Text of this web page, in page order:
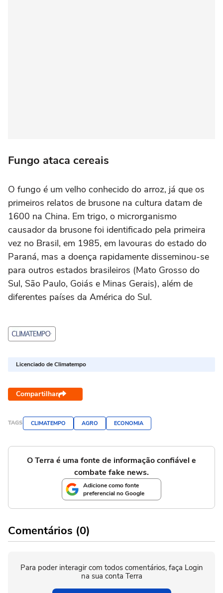
Fungo ataca cereais
O fungo é um velho conhecido do arroz, já que os
primeiros relatos de brusone na cultura datam de
1600 na China. Em trigo, o microrganismo
causador da brusone foi identificado pela primeira
vez no Brasil, em 1985, em lavouras do estado do
Paraná, mas a doença rapidamente disseminou-se
para outros estados brasileiros (Mato Grosso do
Sul, São Paulo, Goiás e Minas Gerais), além de
diferentes países da América do Sul.
Licenciado de Climatempo
Compartilhar
TAGS CLIMATEMPO AGRO ECONOMIA
O Terra é uma fonte de informação confiável e
combate fake news.
Adicione como fonte
preferencial no Google
Comentários (0)
Para poder interagir com todos comentários, faça Login
na sua conta Terra